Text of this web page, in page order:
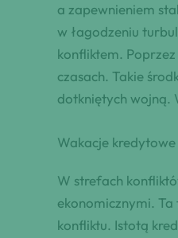
a zapewnieniem
w łagodzeniu
konfliktem.
czasach. Takie
dotkniętych wojną.
Wakacje
W strefach
ekonomicznymi.
konfliktu. Istotą